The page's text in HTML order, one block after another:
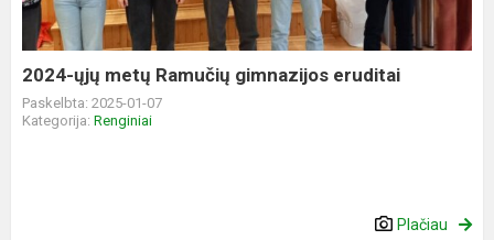
eruditai
2024-ųjų metų Ramučių gimnazijos eruditai
Paskelbta: 2025-01-07
Kategorija: Renginiai
Plačiau